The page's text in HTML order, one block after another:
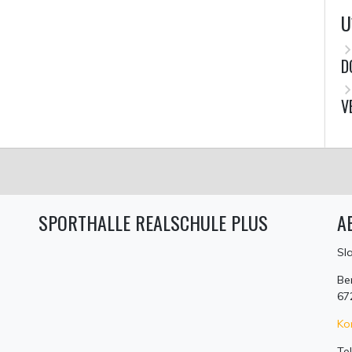
SPORTHALLE REALSCHULE PLUS